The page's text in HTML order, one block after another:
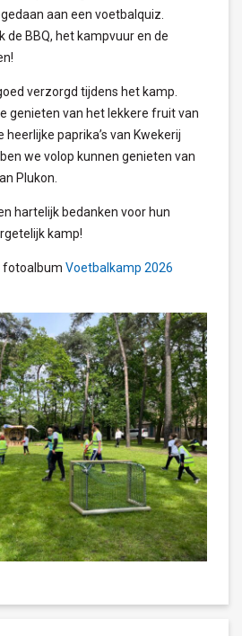
aan een voetbalquiz.
de BBQ, het kampvuur en de
verzorgd tijdens het kamp.
genieten van het lekkere fruit van
heerlijke paprika’s van Kwekerij
we volop kunnen genieten van
Plukon.
hartelijk bedanken voor hun
kamp!
fotoalbum Voetbalkamp 2026